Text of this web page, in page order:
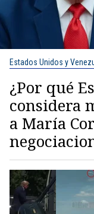
Estados Unidos y
¿Por qué
considera
a María